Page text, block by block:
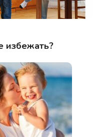
избежать?